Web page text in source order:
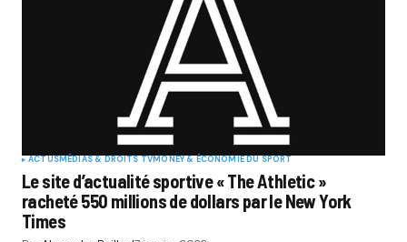
ACTUSMÉDIAS & DROITS TVMONEY & ÉCONOMIE DU SPORT
Le site d’actualité sportive « The Athletic »
racheté 550 millions de dollars par le New York
Times